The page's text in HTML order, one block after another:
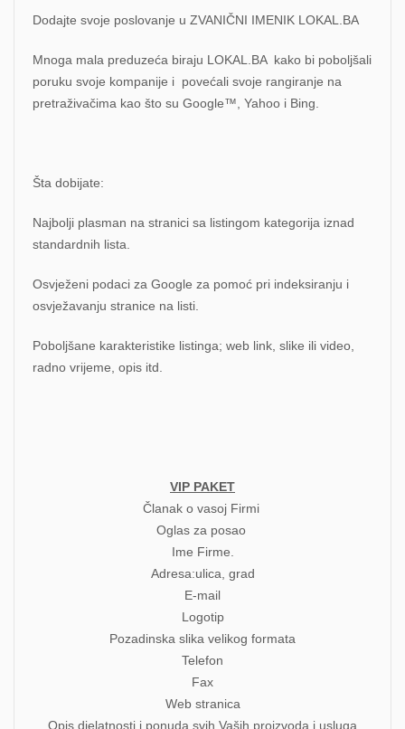
Dodajte svoje poslovanje u ZVANIČNI IMENIK LOKAL.BA
Mnoga mala preduzeća biraju LOKAL.BA kako bi poboljšali
poruku svoje kompanije i povećali svoje rangiranje na
pretraživačima kao što su Google™, Yahoo i Bing.
Šta dobijate:
Najbolji plasman na stranici sa listingom kategorija iznad
standardnih lista.
Osvježeni podaci za Google za pomoć pri indeksiranju i
osvježavanju stranice na listi.
Poboljšane karakteristike listinga; web link, slike ili video,
radno vrijeme, opis itd.
VIP PAKET
Članak o vasoj Firmi
Oglas za posao
Ime Firme.
Adresa:ulica, grad
E-mail
Logotip
Pozadinska slika velikog formata
Telefon
Fax
Web stranica
Opis djelatnosti i ponuda svih Vaših proizvoda i usluga